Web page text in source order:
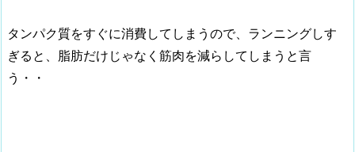
タンパク質をすぐに消費してしまうので、ランニングしす
ぎると、脂肪だけじゃなく筋肉を減らしてしまうと言
う・・